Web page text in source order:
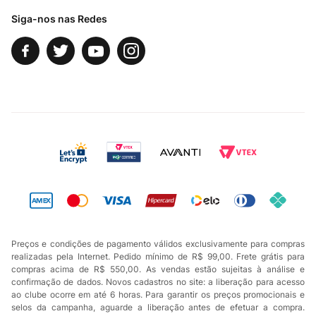
Siga-nos nas Redes
Preços e condições de pagamento válidos exclusivamente para compras
realizadas pela Internet. Pedido mínimo de R$ 99,00. Frete grátis para
compras acima de R$ 550,00. As vendas estão sujeitas à análise e
confirmação de dados. Novos cadastros no site: a liberação para acesso
ao clube ocorre em até 6 horas. Para garantir os preços promocionais e
selos da campanha, aguarde a liberação antes de efetuar a compra.